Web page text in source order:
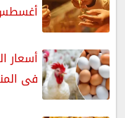
أغسطس
فى